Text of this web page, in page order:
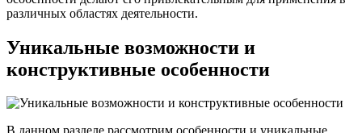
различных областях деятельности.
Уникальные возможности и
конструктивные особенности